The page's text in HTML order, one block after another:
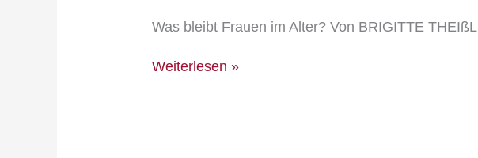
Was bleibt Frauen im Alter? Von BRIGITTE THEIßL
Weiterlesen »